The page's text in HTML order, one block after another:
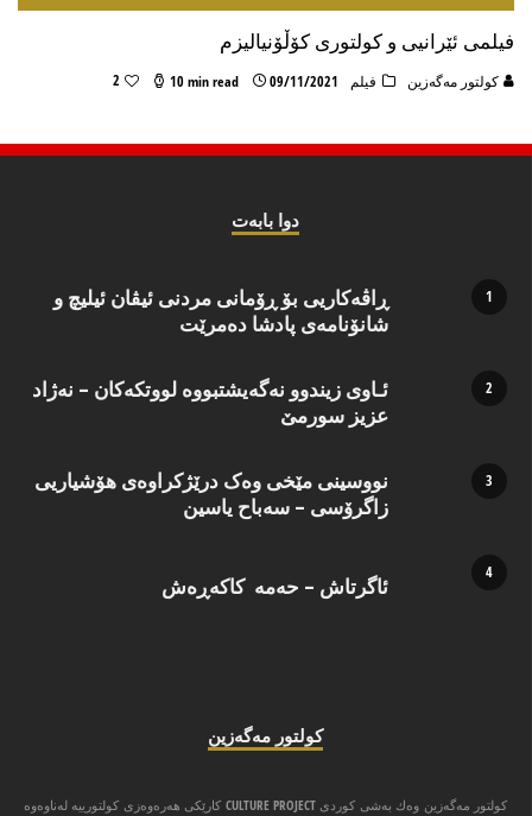
فیلمی ئێرانیی و کولتوری کۆڵۆنیالیزم
كولتور مه‌گه‌زین فیلم 09/11/2021
10 min read
2
دوا بابه‌ت
ڕاڤەکاریی بۆ ڕۆمانی مردنی ئیڤان ئیلیچ و
شانۆنامەی پادشا دەمرێت
ئـاوی زیندوو نه‌گه‌یشتبووه‌ لووتكه‌كان – نه‌ژاد
عزیز سورمێ
نووسینی مێخی وەک درێژکراوەی هۆشیاریی
زاگرۆسی – سەباح یاسین
ئاگرتاش – حەمە کاکەڕەش
كولتور مه‌گه‌زین
كولتور مه‌گه‌زین وه‌ك به‌شی كوردی CULTURE PROJECT كارێكی هه‌ره‌وه‌زی كولتورییه‌ له‌ناوه‌وه‌